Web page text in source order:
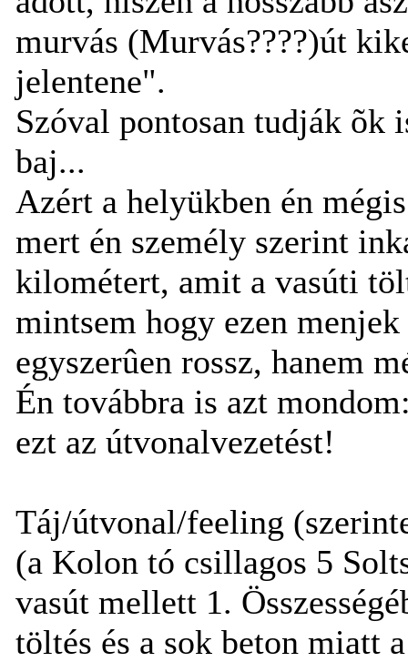
murvás (Murvás????)út
jelentene".
Szóval pontosan tudják õk
baj...
Azért a helyükben én
mert én személy szerint
kilométert, amit a vasúti
mintsem hogy ezen
egyszerûen rossz, hanem
Én továbbra is azt
ezt az útvonalvezetést!
Táj/útvonal/feeling
(a Kolon tó csillagos 5
vasút mellett 1.
töltés és a sok beton miatt